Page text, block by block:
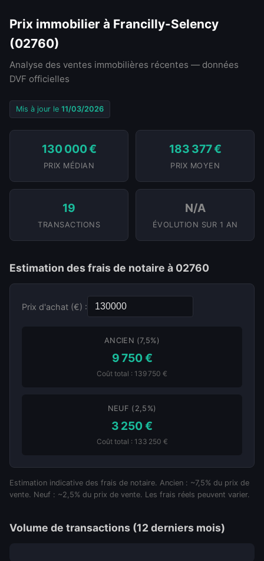
Prix immobilier à Francilly-Selency
(02760)
Analyse des ventes immobilières récentes — données
DVF officielles
Mis à jour le 11/03/2026
130 000 €
PRIX MÉDIAN
183 377 €
PRIX MOYEN
19
TRANSACTIONS
N/A
ÉVOLUTION SUR 1 AN
Estimation des frais de notaire à 02760
Prix d'achat (€) :
ANCIEN (7,5%)
9 750 €
Coût total : 139 750 €
NEUF (2,5%)
3 250 €
Coût total : 133 250 €
Estimation indicative des frais de notaire. Ancien : ~7,5% du prix de
vente. Neuf : ~2,5% du prix de vente. Les frais réels peuvent varier.
Volume de transactions (12 derniers mois)